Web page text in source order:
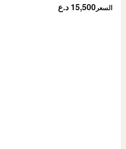
السعر 15,500 د.ع